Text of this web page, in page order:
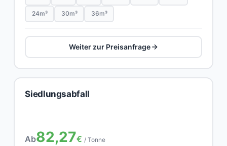
24m³ 30m³ 36m³
Weiter zur Preisanfrage
Siedlungsabfall
Ab82,27€ / Tonne